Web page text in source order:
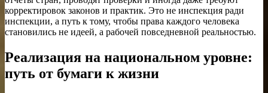
корректировок законов и практик. Это не инспекция ради
инспекции, а путь к тому, чтобы права каждого человека
становились не идеей, а рабочей повседневной реальностью.
Реализация на национальном уровне:
путь от бумаги к жизни